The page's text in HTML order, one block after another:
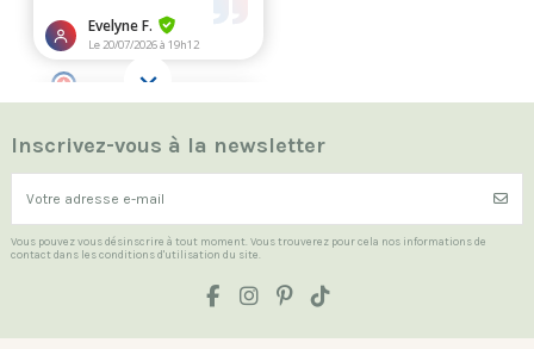
Inscrivez-vous à la newsletter
Vous pouvez vous désinscrire à tout moment. Vous trouverez pour cela nos informations de
contact dans les conditions d'utilisation du site.